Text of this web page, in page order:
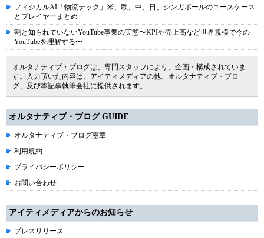
フィジカルAI「物流テック」米、欧、中、日、シンガポールのユースケース
とプレイヤーまとめ
割と知られていないYouTube事業の実態〜KPIや売上高など世界規模で今の
YouTubeを理解する〜
オルタナティブ・ブログは、専門スタッフにより、企画・構成されていま
す。入力頂いた内容は、アイティメディアの他、オルタナティブ・ブロ
グ、及び本記事執筆会社に提供されます。
オルタナティブ・ブログ GUIDE
オルタナティブ・ブログ憲章
利用規約
プライバシーポリシー
お問い合わせ
アイティメディアからのお知らせ
プレスリリース